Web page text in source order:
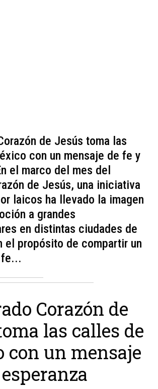
de Jesús toma las
con un mensaje de fe y
el marco del mes del
de Jesús, una iniciativa
laicos ha llevado la imagen
a grandes
en distintas ciudades de
el propósito de compartir un
Corazón de
las calles de
con un mensaje